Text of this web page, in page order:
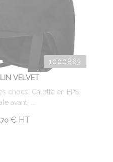
1000863
VELVET
chocs. Calotte en EPS.
avant, ...
70 € HT